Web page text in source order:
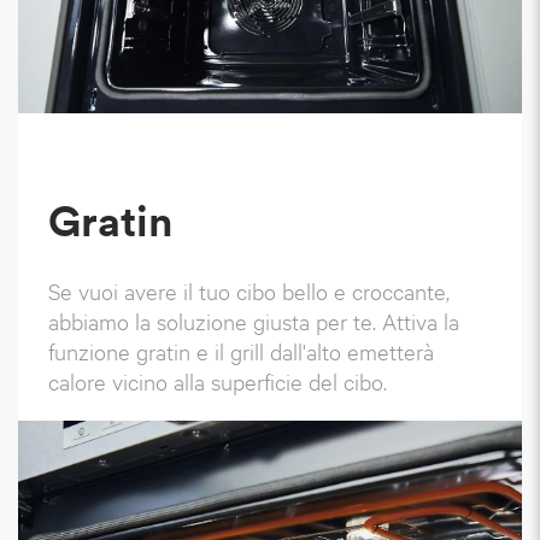
Gratin
Se vuoi avere il tuo cibo bello e croccante,
abbiamo la soluzione giusta per te. Attiva la
funzione gratin e il grill dall'alto emetterà
calore vicino alla superficie del cibo.